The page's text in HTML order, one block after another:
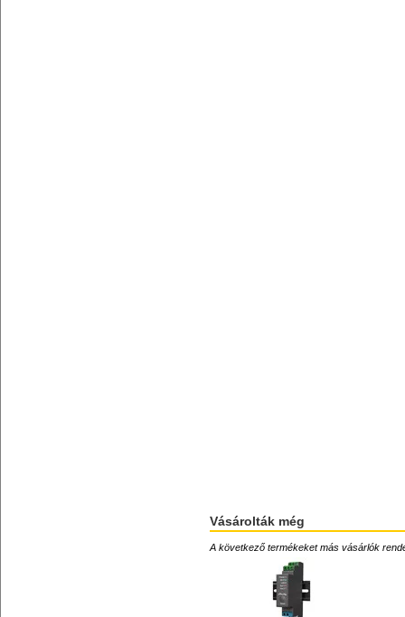
Vásárolták még
A következő termékeket más vásárlók